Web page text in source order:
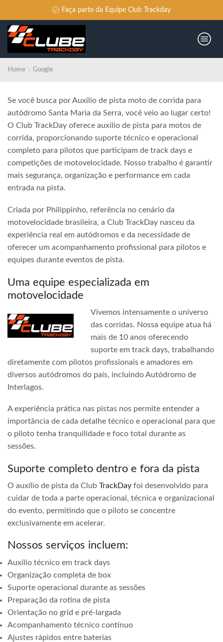
Faça parte da Equipe Club Trackday
Home Google
Se você busca por Auxilio de pista moto de corrida para
autódromo Santa Maria da Serra, você veio ao lugar certo!
O Club TrackDay oferece auxílio de pista para motos de
corrida, proporcionando suporte técnico e operacional
completo para pilotos que participam de track days e
competições de motovelocidade. Nosso trabalho é garantir
mais segurança, organização e performance em cada
entrada na pista.
Criada por Philippinho, referência no cenário da
motovelocidade brasileira, a Club TrackDay nasceu da
experiência real em autódromos e da necessidade de
oferecer um acompanhamento profissional para pilotos e
equipes durante eventos de pista.
Uma equipe especializada em
motovelocidade
Vivemos intensamente o universo
das corridas. Nossa equipe atua há
mais de 10 anos oferecendo
suporte em track days, trabalhando
diretamente com pilotos profissionais e amadores em
diversos autódromos do país, incluindo Autódromo de
Interlagos.
A experiência prática nas pistas nos permite entender a
importância de cada detalhe técnico e operacional para que
o piloto tenha tranquilidade e foco total durante as
sessões.
Suporte completo dentro e fora da pista
O auxílio de pista da Club TrackDay foi desenvolvido para
cuidar de toda a parte operacional, técnica e organizacional
do evento, permitindo que o piloto se concentre
exclusivamente em acelerar.
Nossos serviços incluem:
Auxílio técnico em track days
Organização completa de box
Suporte operacional durante as sessões
Preparação da rotina de pista
Orientação no grid e pré-largada
Acompanhamento técnico contínuo
Ajustes rápidos entre baterias